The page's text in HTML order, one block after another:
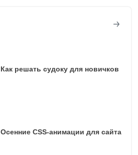
Как решать судоку для новичков
Осенние CSS-анимации для сайта